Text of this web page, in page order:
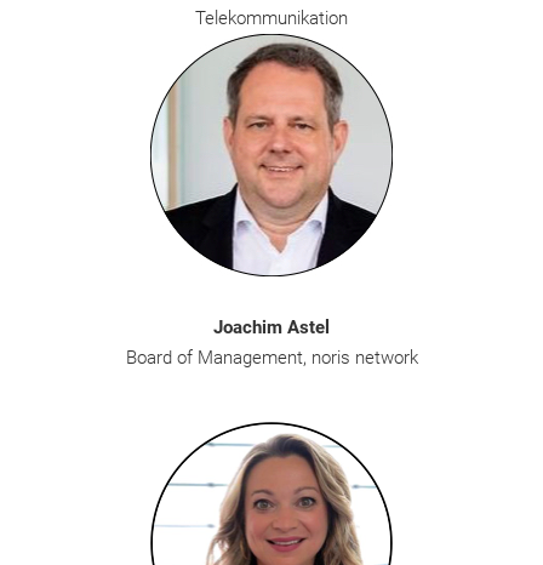
Telekommunikation
Joachim Astel
Board of Management, noris network